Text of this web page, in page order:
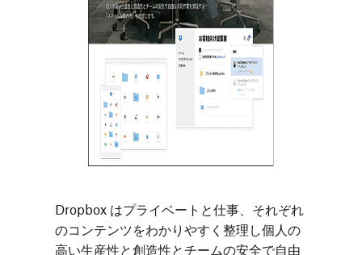
Dropbox はプライベートと仕事、それぞれ
のコンテンツをわかりやすく整理し個人の
高い生産性と創造性とチームの安全で自由